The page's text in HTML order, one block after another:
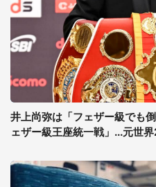
井上尚弥は「フェザー級でも
ェザー級王座統一戦」...元世